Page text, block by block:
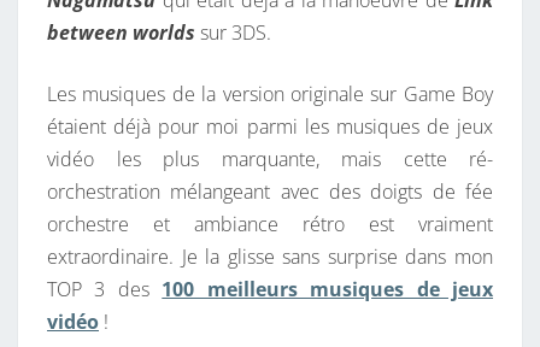
N
D
E
S
O
N
D
between worlds sur 3DS.
Les musiques de la version originale sur Game Boy
étaient déjà pour moi parmi les musiques de jeux
vidéo les plus marquante, mais cette ré-
orchestration mélangeant avec des doigts de fée
orchestre et ambiance rétro est vraiment
extraordinaire. Je la glisse sans surprise dans mon
TOP 3 des 100 meilleurs musiques de jeux
vidéo !